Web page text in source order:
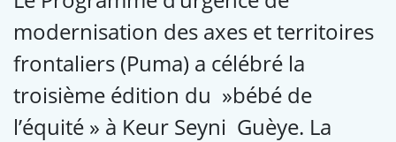
modernisation des axes et territoires
frontaliers (Puma) a célébré la
troisième édition du »bébé de
l’équité » à Keur Seyni Guèye. La